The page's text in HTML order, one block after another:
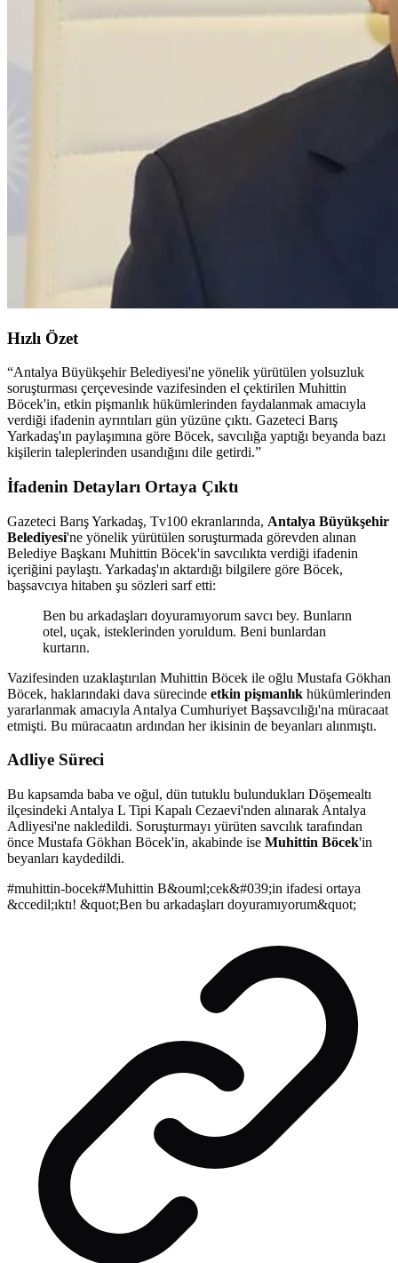
Hızlı Özet
“Antalya Büyükşehir Belediyesi'ne yönelik yürütülen yolsuzluk
soruşturması çerçevesinde vazifesinden el çektirilen Muhittin
Böcek'in, etkin pişmanlık hükümlerinden faydalanmak amacıyla
verdiği ifadenin ayrıntıları gün yüzüne çıktı. Gazeteci Barış
Yarkadaş'ın paylaşımına göre Böcek, savcılığa yaptığı beyanda bazı
kişilerin taleplerinden usandığını dile getirdi.”
İfadenin Detayları Ortaya Çıktı
Gazeteci Barış Yarkadaş, Tv100 ekranlarında, Antalya Büyükşehir
Belediyesi'ne yönelik yürütülen soruşturmada görevden alınan
Belediye Başkanı Muhittin Böcek'in savcılıkta verdiği ifadenin
içeriğini paylaştı. Yarkadaş'ın aktardığı bilgilere göre Böcek,
başsavcıya hitaben şu sözleri sarf etti:
Ben bu arkadaşları doyuramıyorum savcı bey. Bunların
otel, uçak, isteklerinden yoruldum. Beni bunlardan
kurtarın.
Vazifesinden uzaklaştırılan Muhittin Böcek ile oğlu Mustafa Gökhan
Böcek, haklarındaki dava sürecinde etkin pişmanlık hükümlerinden
yararlanmak amacıyla Antalya Cumhuriyet Başsavcılığı'na müracaat
etmişti. Bu müracaatın ardından her ikisinin de beyanları alınmıştı.
Adliye Süreci
Bu kapsamda baba ve oğul, dün tutuklu bulundukları Döşemealtı
ilçesindeki Antalya L Tipi Kapalı Cezaevi'nden alınarak Antalya
Adliyesi'ne nakledildi. Soruşturmayı yürüten savcılık tarafından
önce Mustafa Gökhan Böcek'in, akabinde ise Muhittin Böcek'in
beyanları kaydedildi.
#muhittin-bocek#Muhittin B&ouml;cek&#039;in ifadesi ortaya
&ccedil;ıktı! &quot;Ben bu arkadaşları doyuramıyorum&quot;